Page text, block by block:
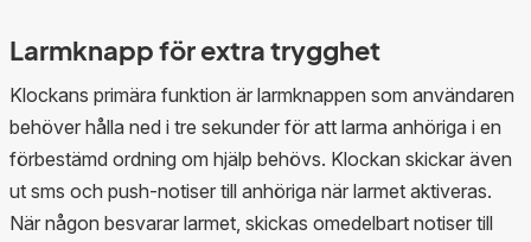
Larmknapp för extra trygghet
Klockans primära funktion är larmknappen som användaren
behöver hålla ned i tre sekunder för att larma anhöriga i en
förbestämd ordning om hjälp behövs. Klockan skickar även
ut sms och push-notiser till anhöriga när larmet aktiveras.
När någon besvarar larmet, skickas omedelbart notiser till